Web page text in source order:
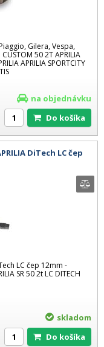
Gilera, Vespa,
50 2T APRILIA
APRILIA SPORTCITY
na objednávku
Do košíka
DiTech LC čep
LC čep 12mm -
SR 50 2t LC DITECH
skladom
Do košíka